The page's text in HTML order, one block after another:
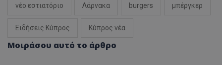
νέο εστιατόριο Λάρνακα burgers μπέργκερ
Ειδήσεις Κύπρος Κύπρος νέα
Μοιράσου αυτό το άρθρο